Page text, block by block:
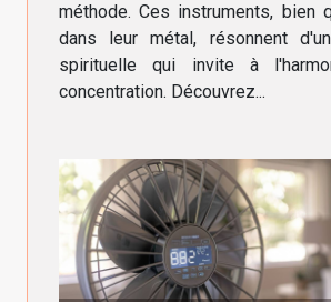
méthode. Ces instruments, bien
dans leur métal, résonnent
spirituelle qui invite à
concentration. Découvrez...